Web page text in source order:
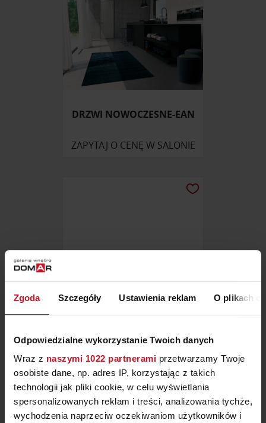
Zgoda Szczegóły Ustawienia reklam O plikach
Odpowiedzialne wykorzystanie Twoich danych
Wraz z naszymi 1022 partnerami przetwarzamy Twoje
osobiste dane, np. adres IP, korzystając z takich
technologii jak pliki cookie, w celu wyświetlania
spersonalizowanych reklam i treści, analizowania tychże,
wychodzenia naprzeciw oczekiwaniom użytkowników i
DRZWI NOWOCZESNE-EAN
ZAPYTAJ O CENĘ W SALONIE
DOGE VU – BARAUSSE DOORS
ZAPYTAJ O CENĘ W SALONIE